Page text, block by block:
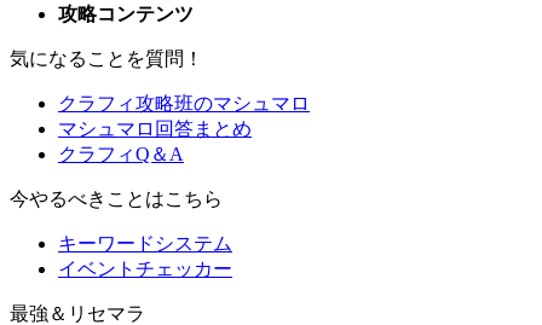
攻略コンテンツ
気になることを質問！
クラフィ攻略班のマシュマロ
マシュマロ回答まとめ
クラフィQ＆A
今やるべきことはこちら
キーワードシステム
イベントチェッカー
最強＆リセマラ